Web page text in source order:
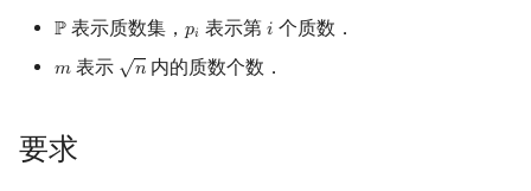
LaTeX 入门
优化
动态 DP
后缀自动机 (SAM)
符号化方法
分拆数
Jordan标准型
树状数组
拆点
随机增量法
表达式求值
ℙ
P表示质数集， 𝑝𝑖
pi 表示第𝑖
i 个质数．
𝑚
m 表示 √
𝑛
n 内的质数个数．
要求